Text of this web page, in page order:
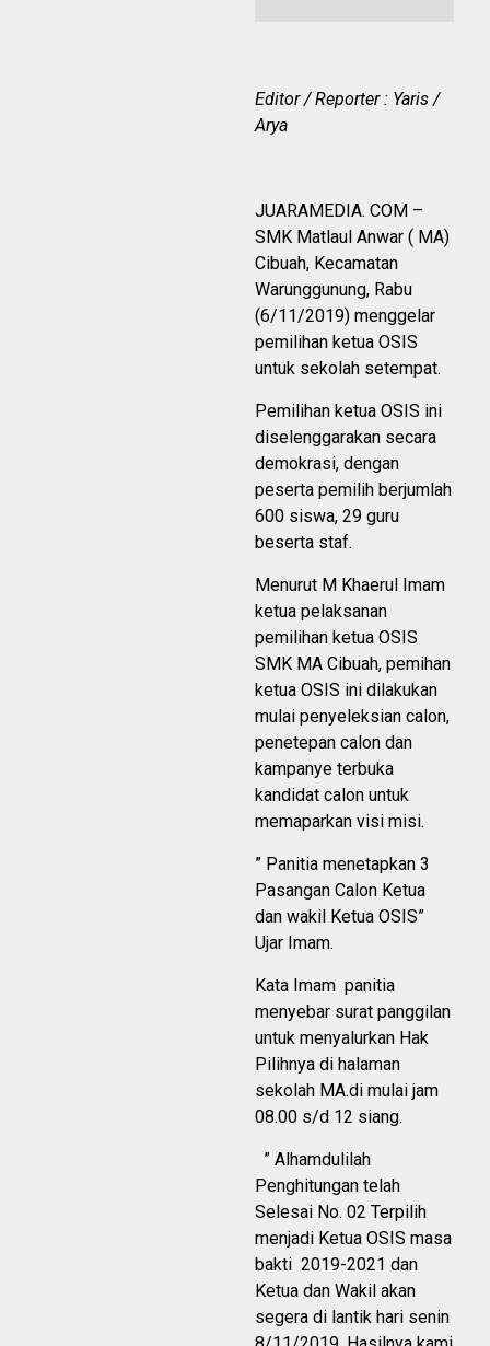
Editor / Reporter : Yaris /
Arya
JUARAMEDIA. COM –
SMK Matlaul Anwar ( MA)
Cibuah, Kecamatan
Warunggunung, Rabu
(6/11/2019) menggelar
pemilihan ketua OSIS
untuk sekolah setempat.
Pemilihan ketua OSIS ini
diselenggarakan secara
demokrasi, dengan
peserta pemilih berjumlah
600 siswa, 29 guru
beserta staf.
Menurut M Khaerul Imam
ketua pelaksanan
pemilihan ketua OSIS
SMK MA Cibuah, pemihan
ketua OSIS ini dilakukan
mulai penyeleksian calon,
penetepan calon dan
kampanye terbuka
kandidat calon untuk
memaparkan visi misi.
” Panitia menetapkan 3
Pasangan Calon Ketua
dan wakil Ketua OSIS”
Ujar Imam.
Kata Imam panitia
menyebar surat panggilan
untuk menyalurkan Hak
Pilihnya di halaman
sekolah MA.di mulai jam
08.00 s/d 12 siang.
” Alhamdulilah
Penghitungan telah
Selesai No. 02 Terpilih
menjadi Ketua OSIS masa
bakti 2019-2021 dan
Ketua dan Wakil akan
segera di lantik hari senin